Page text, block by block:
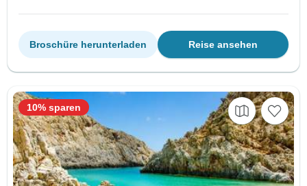
Reise ansehen
Broschüre herunterladen
10% sparen